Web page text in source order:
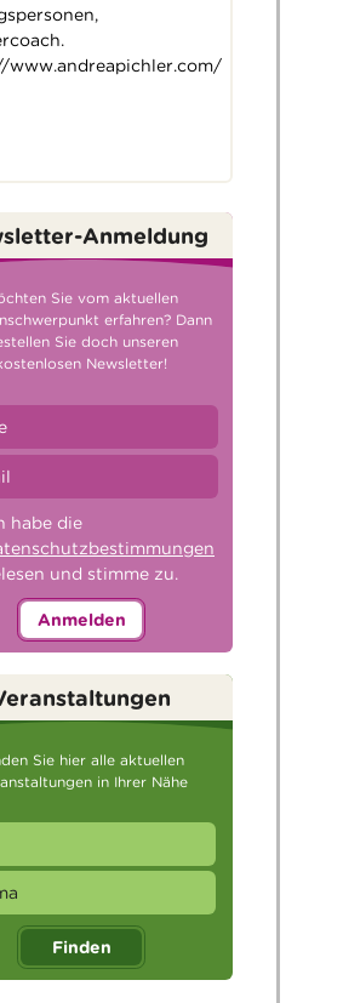
www.andreapichler.com/
Anmeldung
Sie vom aktuellen
erfahren? Dann
Sie doch unseren
Newsletter!
habe die
und stimme zu.
Anmelden
Sie hier alle aktuellen
in Ihrer Nähe
Finden